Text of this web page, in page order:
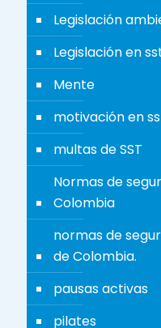
Legislación
Legislación en
Mente
motivación en
multas de SST
Normas de
Colombia
normas de
de Colombia.
pausas activas
pilates